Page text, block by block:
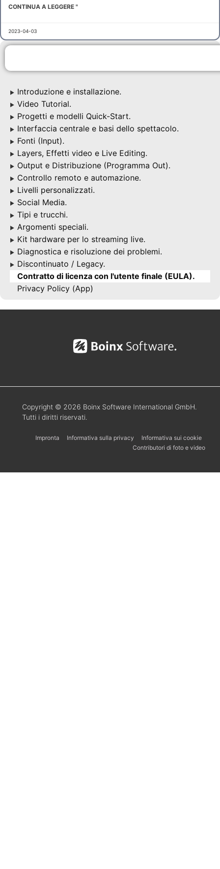
▶ Introduzione e installazione.
▶ Video Tutorial.
▶ Progetti e modelli Quick-Start.
▶ Interfaccia centrale e basi dello spettacolo.
▶ Fonti (Input).
▶ Layers, Effetti video e Live Editing.
▶ Output e Distribuzione (Programma Out).
▶ Controllo remoto e automazione.
▶ Livelli personalizzati.
▶ Social Media.
▶ Tipi e trucchi.
▶ Argomenti speciali.
▶ Kit hardware per lo streaming live.
▶ Diagnostica e risoluzione dei problemi.
▶ Discontinuato / Legacy.
Contratto di licenza con l'utente finale (EULA).
Privacy Policy (App)
CONTINUA A LEGGERE "
2023-04-03
Copyright © 2026 Boinx Software International GmbH.
Tutti i diritti riservati.
Impronta Informativa sulla privacy
Informativa sui cookie
Contributori di foto e video